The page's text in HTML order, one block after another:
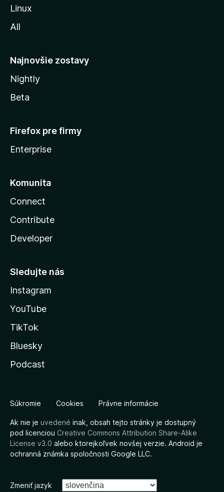
l
Linux
All
Najnovšie zostavy
Nightly
Beta
Firefox pre firmy
Enterprise
Komunita
Connect
Contribute
Developer
Sledujte nás
Instagram
YouTube
TikTok
Bluesky
Podcast
Súkromie Cookies Právne informácie
Ak nie je uvedené inak, obsah tejto stránky je dostupný
pod licenciou Creative Commons Attribution Share-Alike
License v3.0 alebo ktorejkoľvek novšej verzie. Android je
ochranná známka spoločnosti Google LLC.
Zmeniť jazyk